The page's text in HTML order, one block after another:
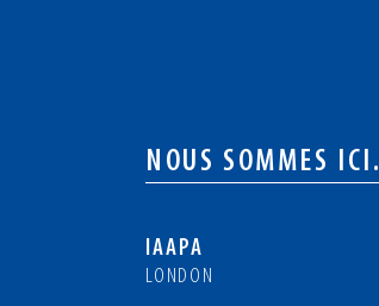
NOUS SOMMES ICI.
IAAPA
LONDON